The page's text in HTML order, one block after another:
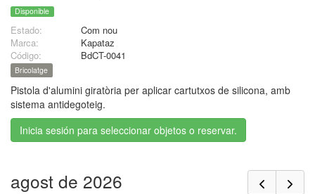
Disponible
Estado:
Com nou
Marca:
Kapataz
Código:
BdCT-0041
Bricolatge
Pistola d'alumini giratòria per aplicar cartutxos de silicona, amb
sistema antidegoteig.
Inicia sesión para seleccionar objetos o reservar.
agost de 2026